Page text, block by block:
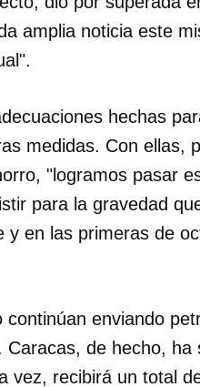
SESIÓN CANCELAR
amplia noticia este
hechas
medidas. Con ellas,
"logramos pasar
para la gravedad
y en las primeras de
enviando
de hecho, ha
vez, recibirá un total